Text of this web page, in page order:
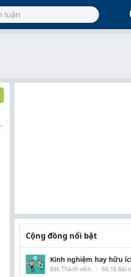
Cộng đồng nổi bật
Kinh nghiệm hay hữu
88k Thành viên · 60.1k Bài